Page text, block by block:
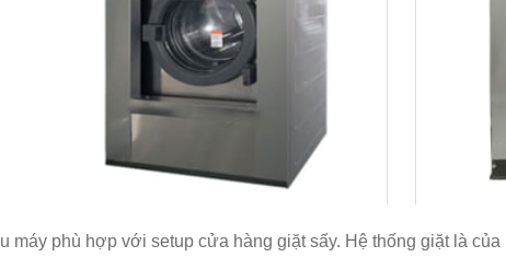
máy phù hợp với setup cửa hàng giặt sấy. Hệ thống giặt là